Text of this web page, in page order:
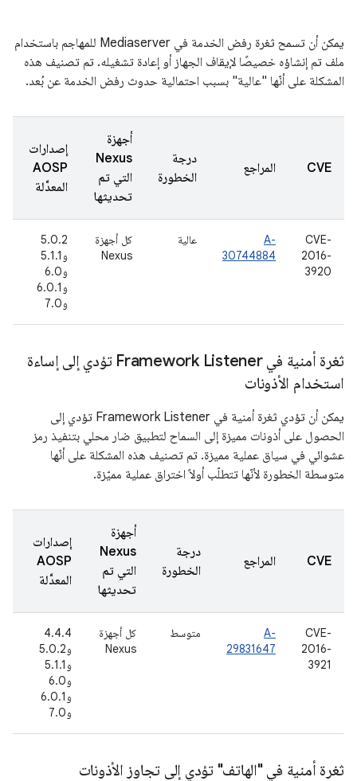
يمكن أن تسمح ثغرة رفض الخدمة في Mediaserver للمهاجم باستخدام
ملف تم إنشاؤه خصيصًا لإيقاف الجهاز أو إعادة تشغيله. تم تصنيف هذه
المشكلة على أنّها "عالية" بسبب احتمالية حدوث رفض الخدمة عن بُعد.
CVE المراجع
درجة
الخطورة
أجهزة
Nexus
التي تم
تحديثها
إصدارات
AOSP
المعدَّلة
CVE-
2016-
3920
A-
30744884
عالية
كل أجهزة
Nexus
5.0.2
و5.1.1
و6.0
و6.0.1
و7.0
ثغرة أمنية في Framework Listener تؤدي إلى إساءة
استخدام الأذونات
يمكن أن تؤدي ثغرة أمنية في Framework Listener تؤدي إلى
الحصول على أذونات مميزة إلى السماح لتطبيق ضار محلي بتنفيذ رمز
عشوائي في سياق عملية مميزة. تم تصنيف هذه المشكلة على أنّها
متوسطة الخطورة لأنّها تتطلّب أولاً اختراق عملية مميّزة.
CVE المراجع
درجة
الخطورة
أجهزة
Nexus
التي تم
تحديثها
إصدارات
AOSP
المعدَّلة
CVE-
2016-
3921
A-
29831647
متوسط
كل أجهزة
Nexus
4.4.4
و5.0.2
و5.1.1
و6.0
و6.0.1
و7.0
ثغرة أمنية في "الهاتف" تؤدي إلى تجاوز الأذونات